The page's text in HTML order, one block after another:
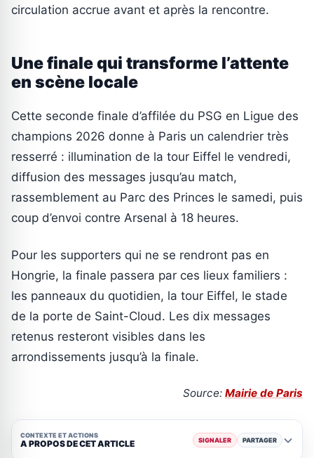
circulation accrue avant et après la rencontre.
Une finale qui transforme l’attente
en scène locale
Cette seconde finale d’affilée du PSG en Ligue des
champions 2026 donne à Paris un calendrier très
resserré : illumination de la tour Eiffel le vendredi,
diffusion des messages jusqu’au match,
rassemblement au Parc des Princes le samedi, puis
coup d’envoi contre Arsenal à 18 heures.
Pour les supporters qui ne se rendront pas en
Hongrie, la finale passera par ces lieux familiers :
les panneaux du quotidien, la tour Eiffel, le stade
de la porte de Saint-Cloud. Les dix messages
retenus resteront visibles dans les
arrondissements jusqu’à la finale.
Source: Mairie de Paris
CONTEXTE ET ACTIONS
A PROPOS DE CET ARTICLE SIGNALER PARTAGER